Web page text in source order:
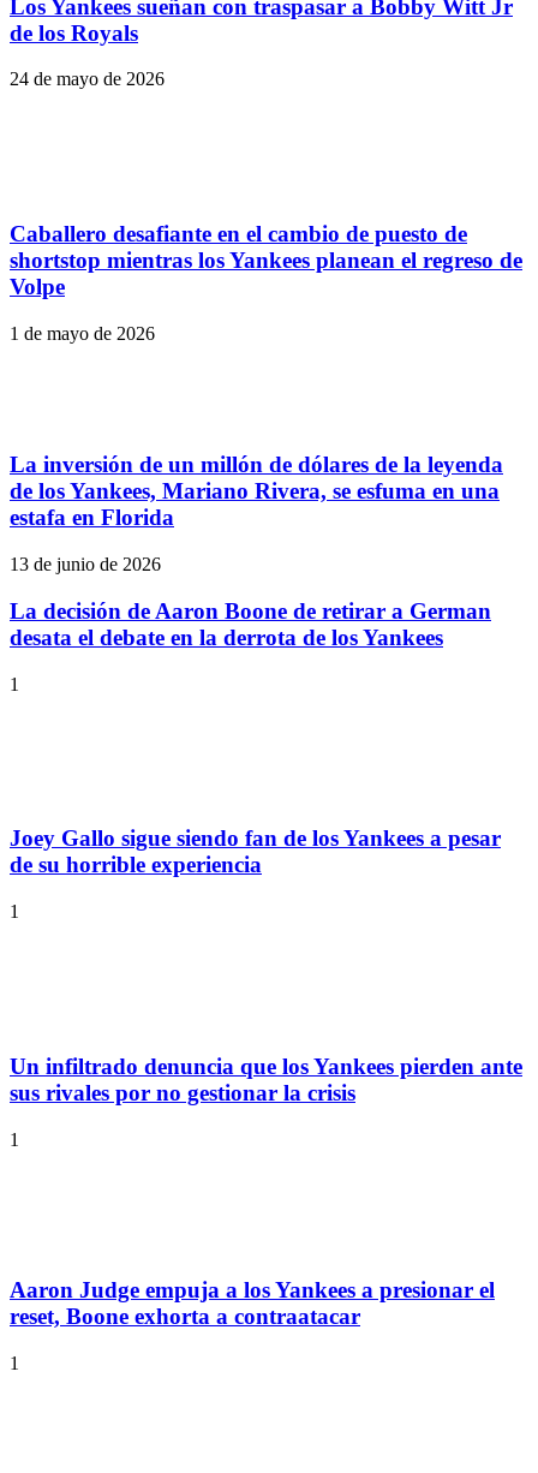
Los Yankees sueñan con traspasar a Bobby Witt Jr
de los Royals
24 de mayo de 2026
Caballero desafiante en el cambio de puesto de
shortstop mientras los Yankees planean el regreso de
Volpe
1 de mayo de 2026
La inversión de un millón de dólares de la leyenda
de los Yankees, Mariano Rivera, se esfuma en una
estafa en Florida
13 de junio de 2026
La decisión de Aaron Boone de retirar a German
desata el debate en la derrota de los Yankees
1
Joey Gallo sigue siendo fan de los Yankees a pesar
de su horrible experiencia
1
Un infiltrado denuncia que los Yankees pierden ante
sus rivales por no gestionar la crisis
1
Aaron Judge empuja a los Yankees a presionar el
reset, Boone exhorta a contraatacar
1